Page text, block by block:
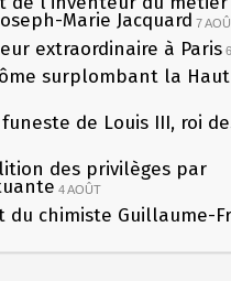
Marie Jacquard 7
extraordinaire à Paris
surplombant la
de Louis III, roi
des privilèges par
4 AOÛT
du chimiste Guillaume-
Fontaine : réouverture